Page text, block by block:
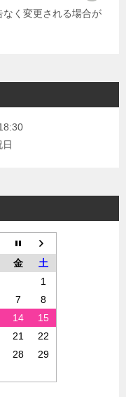
く変更される場合が
金
土
1
7
8
14
15
21
22
28
29